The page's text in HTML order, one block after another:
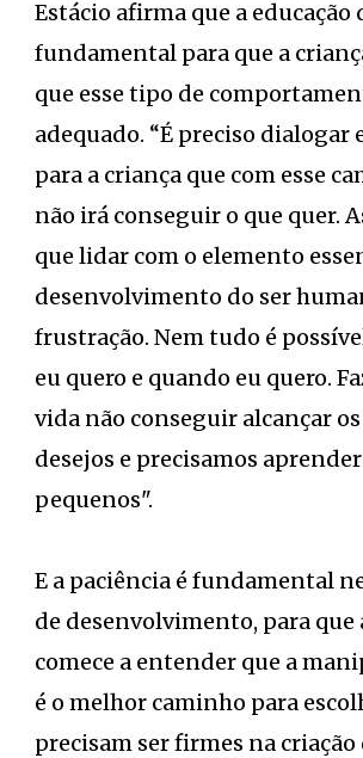
Estácio afirma que a educação
fundamental para que a
que esse tipo de
adequado. “É preciso dialogar
para a criança que com esse
não irá conseguir o que quer.
que lidar com o elemento
desenvolvimento do ser
frustração. Nem tudo é
eu quero e quando eu quero.
vida não conseguir alcançar
desejos e precisamos
pequenos".
E a paciência é fundamental
de desenvolvimento, para que
comece a entender que a
é o melhor caminho para
precisam ser firmes na criação